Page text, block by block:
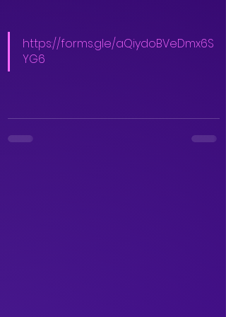
https://forms.gle/aQiydoBVeDmx6S
YG6